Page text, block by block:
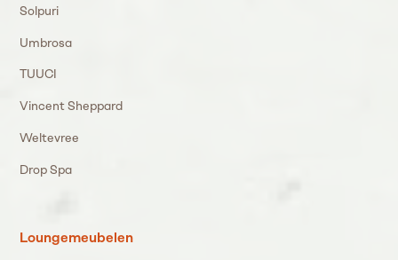
Solpuri
Umbrosa
TUUCI
Vincent Sheppard
Weltevree
Drop Spa
Loungemeubelen